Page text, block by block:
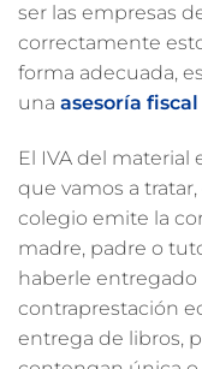
ser las empresas
correctamente
forma adecuada,
una asesoría
El IVA del material
que vamos a
colegio emite la
madre, padre o
haberle
contraprestación
entrega de libros,